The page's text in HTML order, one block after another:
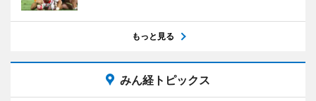
もっと見る
みん経トピックス